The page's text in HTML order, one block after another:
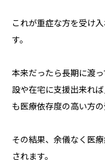
これが重症な方を受け
す。
本来だったら長期に渡
設や在宅に支援出来れ
も医療依存度の高い方
その結果、余儀なく医
されます。